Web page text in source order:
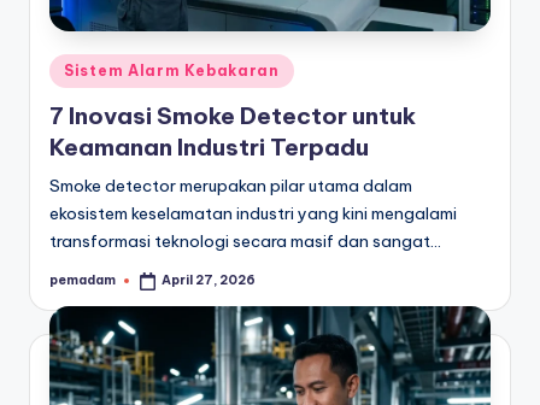
Posted
in
Sistem Alarm Kebakaran
7 Inovasi Smoke Detector untuk
Keamanan Industri Terpadu
Smoke detector merupakan pilar utama dalam
ekosistem keselamatan industri yang kini mengalami
transformasi teknologi secara masif dan sangat…
Posted
pemadam April 27, 2026